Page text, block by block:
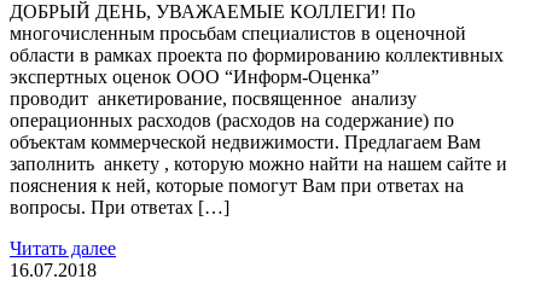
ДОБРЫЙ ДЕНЬ, УВАЖАЕМЫЕ КОЛЛЕГИ! По
многочисленным просьбам специалистов в оценочной
области в рамках проекта по формированию коллективных
экспертных оценок ООО “Информ-Оценка”
проводит анкетирование, посвященное анализу
операционных расходов (расходов на содержание) по
объектам коммерческой недвижимости. Предлагаем Вам
заполнить анкету , которую можно найти на нашем сайте и
пояснения к ней, которые помогут Вам при ответах на
вопросы. При ответах […]
Читать далее
16.07.2018